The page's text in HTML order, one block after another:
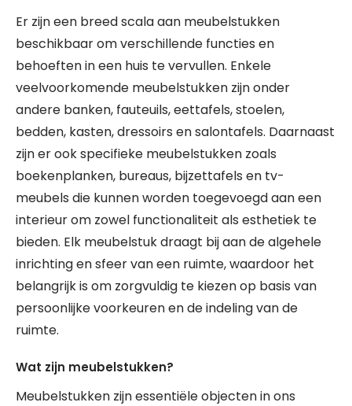
Er zijn een breed scala aan meubelstukken
beschikbaar om verschillende functies en
behoeften in een huis te vervullen. Enkele
veelvoorkomende meubelstukken zijn onder
andere banken, fauteuils, eettafels, stoelen,
bedden, kasten, dressoirs en salontafels. Daarnaast
zijn er ook specifieke meubelstukken zoals
boekenplanken, bureaus, bijzettafels en tv-
meubels die kunnen worden toegevoegd aan een
interieur om zowel functionaliteit als esthetiek te
bieden. Elk meubelstuk draagt bij aan de algehele
inrichting en sfeer van een ruimte, waardoor het
belangrijk is om zorgvuldig te kiezen op basis van
persoonlijke voorkeuren en de indeling van de
ruimte.
Wat zijn meubelstukken?
Meubelstukken zijn essentiële objecten in ons